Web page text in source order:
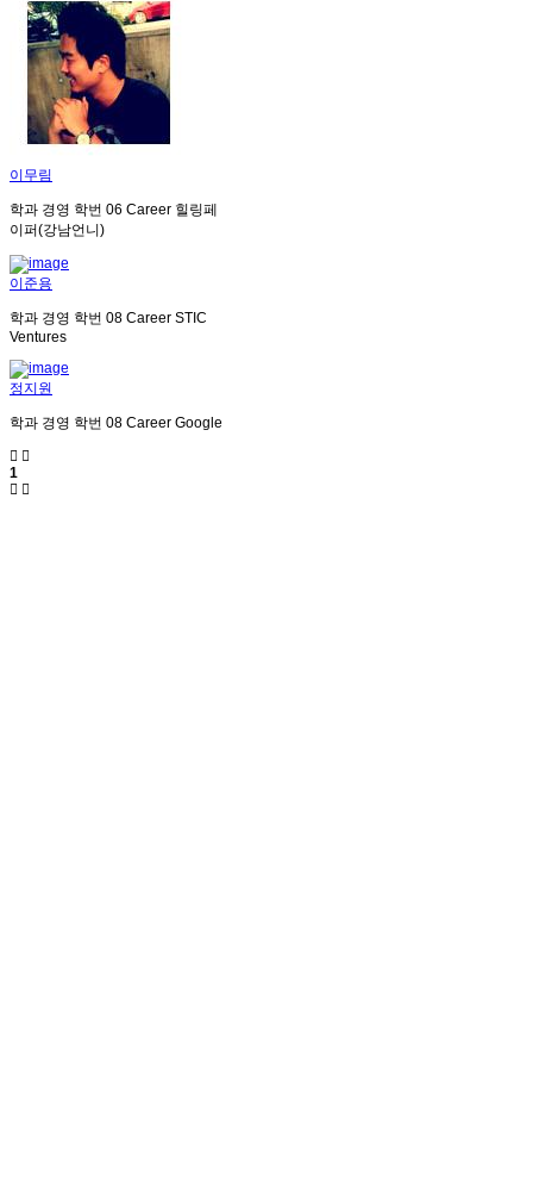
이무림
학과 경영 학번 06 Career 힐링페
이퍼(강남언니)
이준용
학과 경영 학번 08 Career STIC
Ventures
정지원
학과 경영 학번 08 Career Google
1